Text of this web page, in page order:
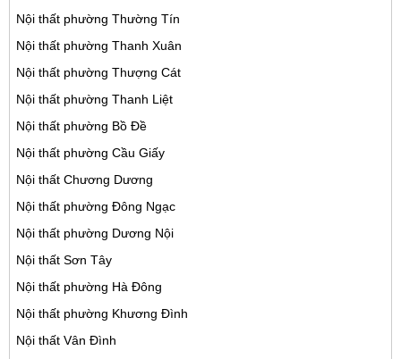
Nội thất phường Thường Tín
Nội thất phường Thanh Xuân
Nội thất phường Thượng Cát
Nội thất phường Thanh Liệt
Nội thất phường Bồ Đề
Nội thất phường Cầu Giấy
Nội thất Chương Dương
Nội thất phường Đông Ngạc
Nội thất phường Dương Nội
Nội thất Sơn Tây
Nội thất phường Hà Đông
Nội thất phường Khương Đình
Nội thất Vân Đình